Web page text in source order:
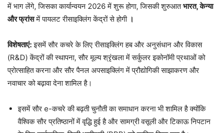
में भाग लेंगे, जिसका कार्यान्वयन 2026 में शुरू होगा, जिसकी शुरुआतभारत, केन्या
और फ्रांसमें पायलट रीसाइक्लिंग केंद्रों से होगी ।
विशेषताएं:इसमें सौर कचरे के लिए रीसाइक्लिंग हब और अनुसंधान और विकास
(R&D) केंद्रों की स्थापना, सौर मूल्य श्रृंखला में सर्कुलर इकोनॉमी प्रथाओं को
प्रोत्साहित करना और सौर पैनल अपसाइक्लिंग में प्रौद्योगिकी साझाकरण और
नवाचार को बढ़ावा देना शामिल है।
इसमें सौर e-कचरे की बढ़ती चुनौती का समाधान करना भी शामिल है क्योंकि
वैश्विक सौर प्रतिष्ठानों में वृद्धि हुई है और सामग्री वसूली और टिकाऊ निपटान